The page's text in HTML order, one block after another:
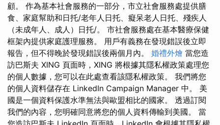
顧。 作為基本社會服務的一部分，市立社會服務處提供膳
食、家庭幫助和日托/老年人日托、癡呆老人日托、殘疾人
（未成年人、成人）日托/。 市社會服務處在基本醫療保健
框架內提供家庭護理服務。 用戶有義務在發現錯誤後立即
報告，但不得晚於發現錯誤後兩個月內。 婚禮外燴 當您造
訪巴斯夫 XING 頁面時，XING 將根據其隱私權政策處理您
的個人數據，您可以在此處查看該隱私權政策。 我們將您
的個人資料儲存在 LinkedIn Campaign Manager 中。 美
國是一個資料保護水準無法與歐盟相比的國家。 透過訂閱
我們的內容，您明確同意將您的個人資料傳輸到美國。 當